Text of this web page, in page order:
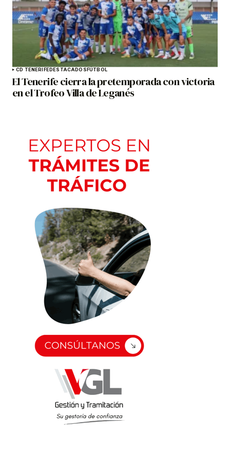
CD TENERIFEDESTACADOSFÚTBOL
El Tenerife cierra la pretemporada con victoria
en el Trofeo Villa de Leganés